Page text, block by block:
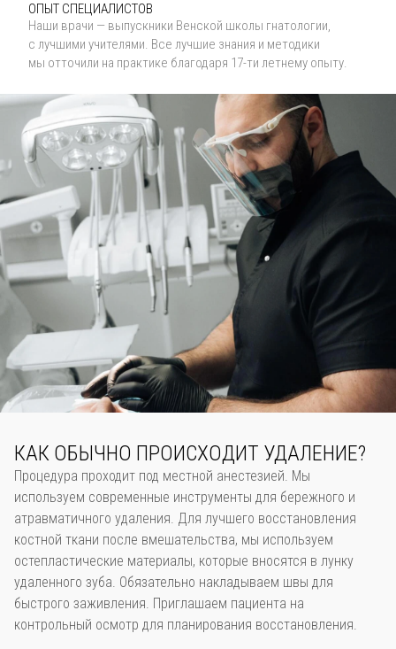
ОПЫТ СПЕЦИАЛИСТОВ
Наши врачи — выпускники Венской школы гнатологии,
с лучшими учителями. Все лучшие знания и методики
мы отточили на практике благодаря 17-ти летнему опыту.
КАК ОБЫЧНО ПРОИСХОДИТ УДАЛЕНИЕ?
Процедура проходит под местной анестезией. Мы
используем современные инструменты для бережного и
атравматичного удаления. Для лучшего восстановления
костной ткани после вмешательства, мы используем
остепластические материалы, которые вносятся в лунку
удаленного зуба. Обязательно накладываем швы для
быстрого заживления. Приглашаем пациента на
контрольный осмотр для планирования восстановления.